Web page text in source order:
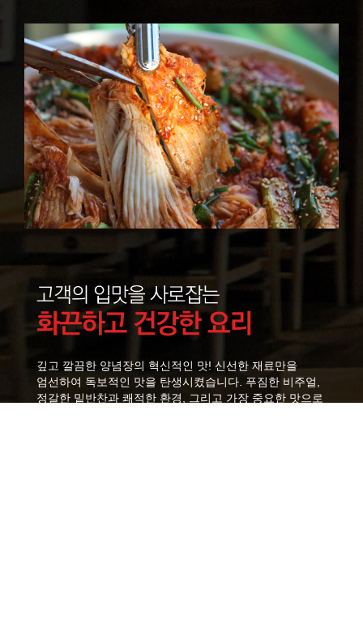
깊고 깔끔한 양념장의 혁신적인 맛! 신선한 재료만을
엄선하여 독보적인 맛을 탄생시켰습니다. 푸짐한 비주얼,
정갈한 밑반찬과 쾌적한 환경, 그리고 가장 중요한 맛으로